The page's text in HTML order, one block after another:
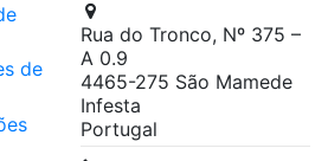
de
Rua do Tronco, Nº 375 –
A 0.9
4465-275 São Mamede
Infesta
Portugal